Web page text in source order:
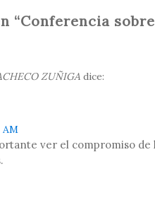
“Conferencia sobre
ZUÑIGA dice:
AM
ver el compromiso